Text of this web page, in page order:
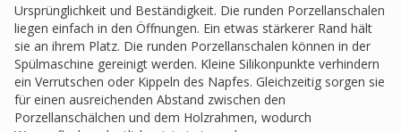
Ursprünglichkeit und Beständigkeit. Die runden Porzellanschalen
liegen einfach in den Öffnungen. Ein etwas stärkerer Rand hält
sie an ihrem Platz. Die runden Porzellanschalen können in der
Spülmaschine gereinigt werden. Kleine Silikonpunkte verhindern
ein Verrutschen oder Kippeln des Napfes. Gleichzeitig sorgen sie
für einen ausreichenden Abstand zwischen den
Porzellanschälchen und dem Holzrahmen, wodurch